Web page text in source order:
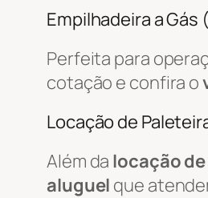
Empilhadeira a Gás
Perfeita para
cotação e confira o
Locação de
Além da locação
aluguel que